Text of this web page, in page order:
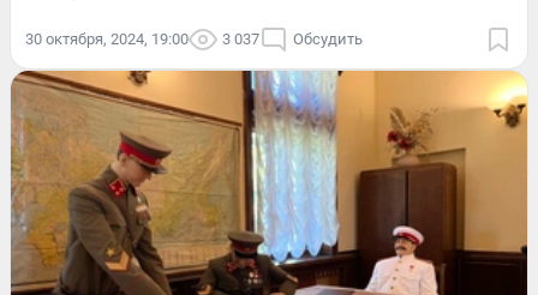
30 октября, 2024, 19:00 3 037 Обсудить